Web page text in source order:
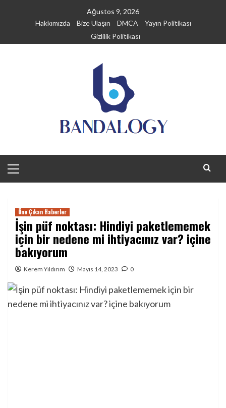
Ağustos 9, 2026
Hakkımızda
Bize Ulaşın DMCA
Yayın Politikası
Gizlilik Politikası
Menu
Öne Çıkan Haberler
İşin püf noktası: Hindiyi paketlememek
için bir nedene mi ihtiyacınız var? içine
bakıyorum
Kerem Yıldırım Mayıs 14, 2023 0